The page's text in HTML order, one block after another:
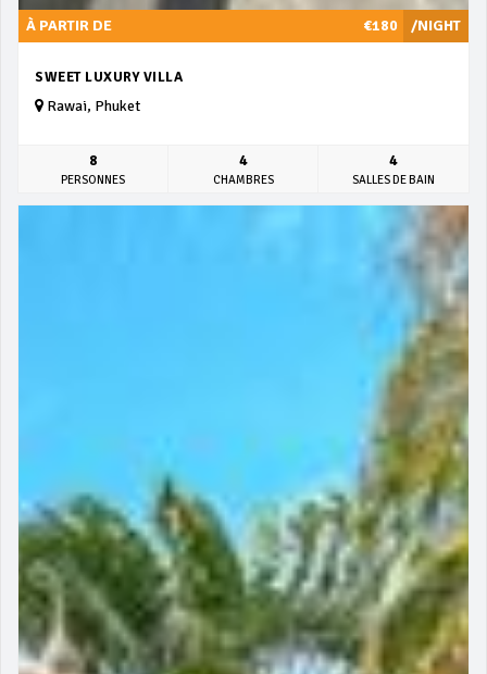
/NIGHT
À PARTIR DE €180
SWEET LUXURY VILLA
Rawai, Phuket
8
PERSONNES
4
CHAMBRES
4
SALLES DE BAIN